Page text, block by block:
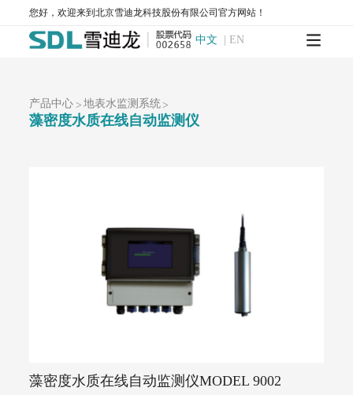
您好，欢迎来到北京雪迪龙科技股份有限公司官方网站！
中文 | EN
AQMS-900S-小型环境空气质量自动监测系统
MODEL 2430-高精度光散射法环境空气颗粒物监测仪
AQMS-900C-PM₁₀-颗粒物PM₁₀监测仪
T1100-紫外荧光法二氧化硫分析仪
T1100-H₂S-紫外荧光法硫化氢分析仪
AQMS-900C-PM₂.₅-户外型颗粒物PM₂.₅自动监测系统
AQMS-900C-PM₁₀-户外型颗粒物PM₁₀自动监测系统
MODEL 2130-扬尘在线监测系统
AQMS-1100OU-恶臭自动监测系统
MODEL 2630-II-环境噪声自动监测仪
MODEL 2630-环境噪声自动监测仪
AQMS-900VC-环境空气挥发性有机物在线监测系统
产品中心 > 地表水监测系统>
藻密度水质在线自动监测仪
藻密度水质在线自动监测仪MODEL 9002